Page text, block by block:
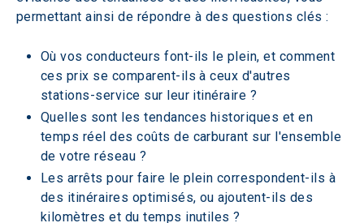
permettant ainsi de répondre à des questions clés :
Où vos conducteurs font-ils le plein, et comment
ces prix se comparent-ils à ceux d'autres
stations-service sur leur itinéraire ?
Quelles sont les tendances historiques et en
temps réel des coûts de carburant sur l'ensemble
de votre réseau ?
Les arrêts pour faire le plein correspondent-ils à
des itinéraires optimisés, ou ajoutent-ils des
kilomètres et du temps inutiles ?